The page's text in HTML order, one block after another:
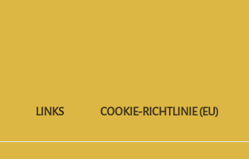
LINKS COOKIE-RICHTLINIE (EU)